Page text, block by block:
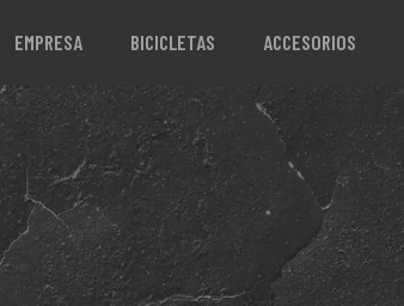
EMPRESA BICICLETAS ACCESORIOS